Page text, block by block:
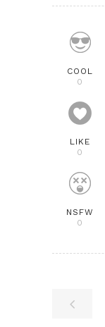
COOL
0
LIKE
0
NSFW
0